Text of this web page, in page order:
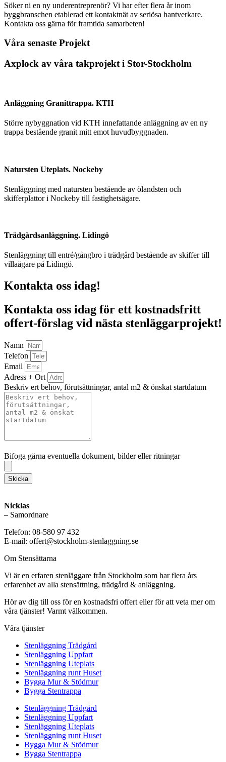
Söker ni en ny underentreprenör? Vi har efter flera år inom
byggbranschen etablerad ett kontaktnät av seriösa hantverkare.
Kontakta oss gärna för framtida samarbeten!
Våra senaste Projekt
Axplock av våra takprojekt i Stor-Stockholm
Anläggning Granittrappa. KTH
Större nybyggnation vid KTH innefattande anläggning av en ny
trappa bestående granit mitt emot huvudbyggnaden.
Natursten Uteplats. Nockeby
Stenläggning med natursten bestående av ölandsten och
skifferplattor i Nockeby till fastighetsägare.
Trädgårdsanläggning. Lidingö
Stenläggning till entré/gångbro i trädgård bestående av skiffer till
villaägare på Lidingö.
Kontakta oss idag!
Kontakta oss idag för ett kostnadsfritt
offert-förslag vid nästa stenläggarprojekt!
Namn
Telefon
Email
Adress + Ort
Beskriv ert behov, förutsättningar, antal m2 & önskat startdatum
Bifoga gärna eventuella dokument, bilder eller ritningar
Skicka
Nicklas
– Samordnare
Telefon: 08-580 97 432
E-mail: offert@stockholm-stenlaggning.se
Om Stensättarna
Vi är en erfaren stenläggare från Stockholm som har flera års
erfarenhet av alla stensättning, trädgård & anläggning.
Hör av dig till oss för en kostnadsfri offert eller för att veta mer om
våra tjänster! Varmt välkommen.
Våra tjänster
Stenläggning Trädgård
Stenläggning Uppfart
Stenläggning Uteplats
Stenläggning runt Huset
Bygga Mur & Stödmur
Bygga Stentrappa
Stenläggning Trädgård
Stenläggning Uppfart
Stenläggning Uteplats
Stenläggning runt Huset
Bygga Mur & Stödmur
Bygga Stentrappa